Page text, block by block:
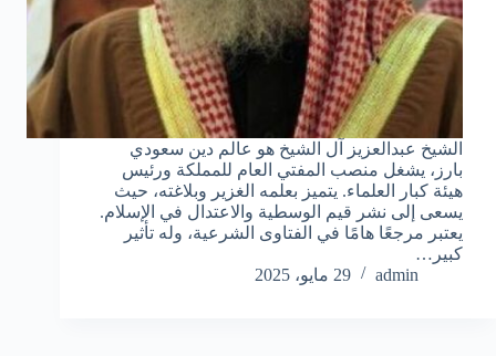
الشيخ عبدالعزيز آل الشيخ هو عالم دين سعودي
بارز، يشغل منصب المفتي العام للمملكة ورئيس
هيئة كبار العلماء. يتميز بعلمه الغزير وبلاغته، حيث
يسعى إلى نشر قيم الوسطية والاعتدال في الإسلام.
يعتبر مرجعًا هامًا في الفتاوى الشرعية، وله تأثير
كبير…
admin
29 مايو، 2025